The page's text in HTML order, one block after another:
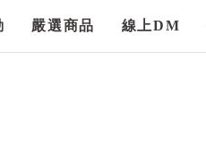
嚴選商品 線上DM